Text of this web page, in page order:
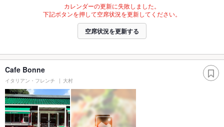
カレンダーの更新に失敗しました。
下記ボタンを押して空席状況を更新してください。
空席状況を更新する
Cafe Bonne
イタリアン・フレンチ 大村